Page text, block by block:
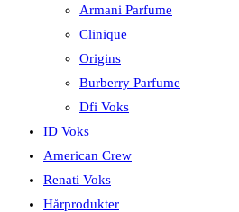
Armani Parfume
Clinique
Origins
Burberry Parfume
Dfi Voks
ID Voks
American Crew
Renati Voks
Hårprodukter